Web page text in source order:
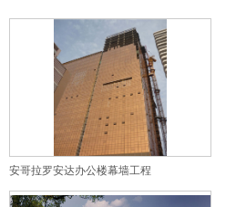
安哥拉罗安达办公楼幕墙工程